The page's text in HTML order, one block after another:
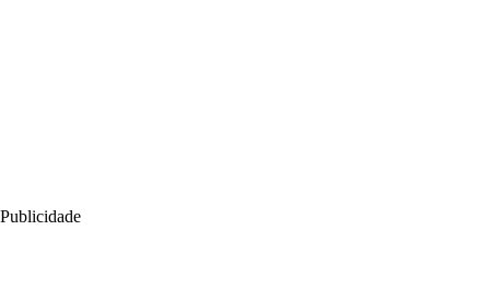
Publicidade